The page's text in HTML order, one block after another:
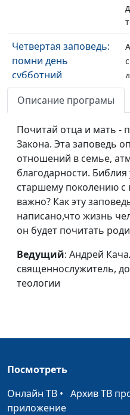
Четвертая заповедь:
помни день
субботний
произноси имя Бога
напрасно
Вторая заповедь: не
делай себе кумира
Первая заповедь: Я -
Господь, Бог твой
Описание програмы
Почитай отца и мать -
Закона. Эта заповедь
отношений в семье,
благодарности. Библия
старшему поколению
важно? Как эту
написано,что жизнь
он будет почитать
Ведущий: Андрей
священнослужитель,
теологии
Посмотреть
Онлайн ТВ • Архив ТВ
приложение